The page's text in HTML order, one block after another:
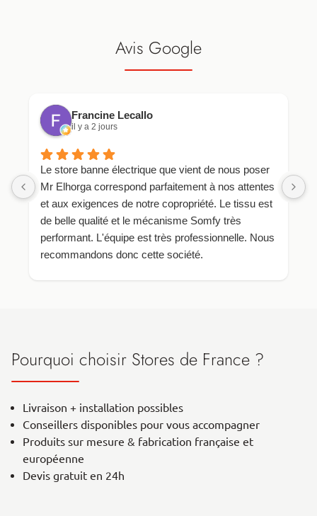
Avis Google
Francine Lecallo
il y a 2 jours
Le store banne électrique que vient de nous poser
Mr Elhorga correspond parfaitement à nos attentes
et aux exigences de notre copropriété. Le tissu est
de belle qualité et le mécanisme Somfy très
performant. L'équipe est très professionnelle. Nous
recommandons donc cette société.
Pourquoi choisir Stores de France ?
Livraison + installation possibles
Conseillers disponibles pour vous accompagner
Produits sur mesure & fabrication française et
européenne
Devis gratuit en 24h